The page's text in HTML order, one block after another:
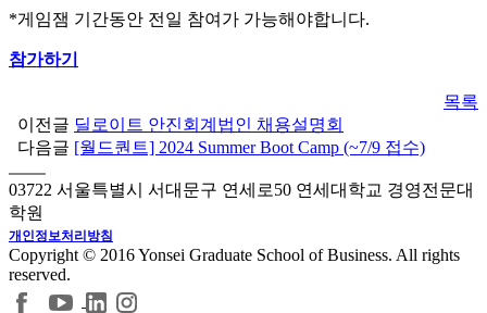
*게임잼 기간동안 전일 참여가 가능해야합니다.
참가하기
목록
이전글 딜로이트 안진회계법인 채용설명회
다음글 [월드퀀트] 2024 Summer Boot Camp (~7/9 접수)
03722 서울특별시 서대문구 연세로50 연세대학교 경영전문대
학원
개인정보처리방침
Copyright © 2016 Yonsei Graduate School of Business. All rights
reserved.